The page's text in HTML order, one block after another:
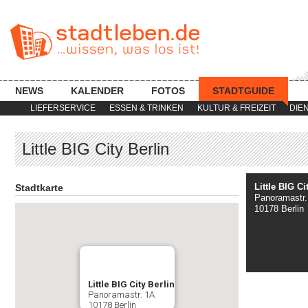
LIEFERSERVICE ESSEN & TRINKEN KULTUR & FREIZEIT
NEWS KALENDER FOTOS STADTGUIDE
Little BIG City Berlin
Stadtkarte
Little BIG City Berlin
Panoramastr. 1A
10178 Berlin
Little BIG
10178 Berlin